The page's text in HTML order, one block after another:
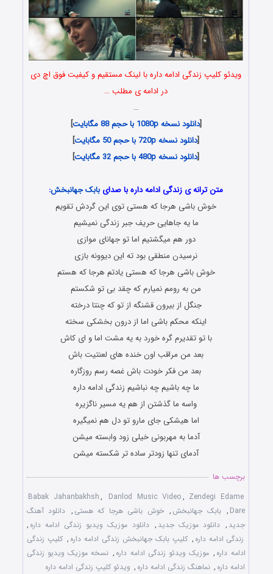
ویدئو کلیپ زندگی ادامه داره با لینک مستقیم و کیفیت فوق اچ دی
در ادامه ی مطلب …
…
[دانلود نسخه 1080p با حجم 88 مگابایت
]
[دانلود نسخه 720p با حجم 50 مگابایت
]
[دانلود نسخه 480p با حجم 32 مگابایت ]
متن ترانه ی زندگی ادامه داره با صدای بابک جهانبخش:
خوش باشی هرجا که هستی توی این گردش تقویم
ما یه جاهایی حریف جبر زندگی نمیشیم
دور هم میگشتیم اما تو جهانای موازی
نرسیدن منطقی بود ته این دیوونه بازی
خوش باشی هرجا که هستی یادتم هرجا که هستم
من به رومم نمیارم که چقد بی تو شکستم
جنگل از بیرون قشنگه از تو که چنتا درخته
اینکه محکم باشی اما از درون بخشکی سخته
با تو تقدیرم گره خورد به یه مشت اما و اى کاش
بعد من مراقب اون خنده هاى لعنتیت باش
بعد من فکر خودت باش غصه رسم روزگاره
ما چه باشیم چه نباشیم زندگى ادامه داره
واسه ما گذشتن از هم یه مسیر ناگزیره
اما هیشکی جای مارو تو دل هم نمیگیره
آدما به مهربونی خیلی زود وابسته میشن
آدمای تنها زودتر ساده تر شکسته میشن
برچسب ها
Babak Jahanbakhsh, Danlod Music Video, Zendegi Edame
Dare
, بابک جهانبخش , خوش باشی هرجا که هستی , دانلود آهنگ
جدید , دانلود موزیک جدید , دانلود موزیک ‌ویدیو زندگی ادامه داره ,
زندگی ادامه داره , کلیپ بابک جهانبخش زندگی ادامه داره , کلیپ زندگی
ادامه داره , موزیک ویدئو زندگی ادامه داره , نسخه موزیک ویدیو زندگی
ادامه داره , نماهنگ زندگی ادامه داره , ویدئو کلیپ زندگی ادامه داره